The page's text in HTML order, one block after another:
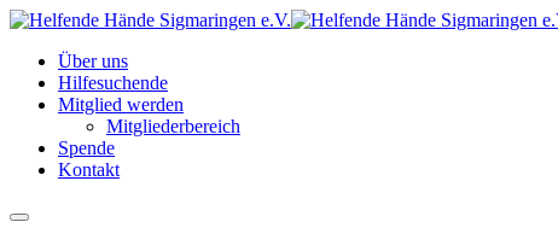
Über uns
Hilfesuchende
Mitglied werden
Mitgliederbereich
Spende
Kontakt
Hauptmenü